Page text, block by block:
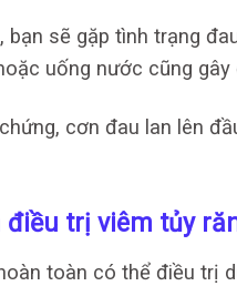
bạn sẽ gặp tình trạng
uống nước cũng gây
cơn đau lan lên
trị viêm tủy
toàn có thể điều trị